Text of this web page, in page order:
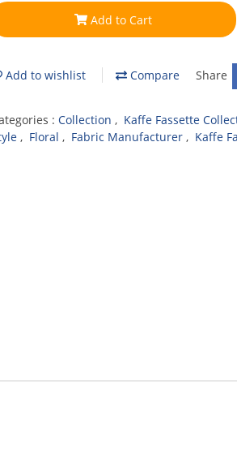
Add to Cart
Add to wishlist Compare Share
: Collection , Kaffe Fassette
, Floral , Fabric Manufacturer , Kaffe